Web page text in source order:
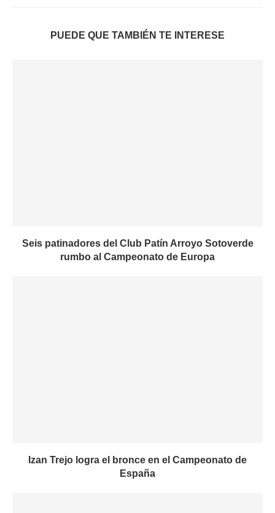
PUEDE QUE TAMBIÉN TE INTERESE
Seis patinadores del Club Patín Arroyo Sotoverde
rumbo al Campeonato de Europa
Izan Trejo logra el bronce en el Campeonato de
España